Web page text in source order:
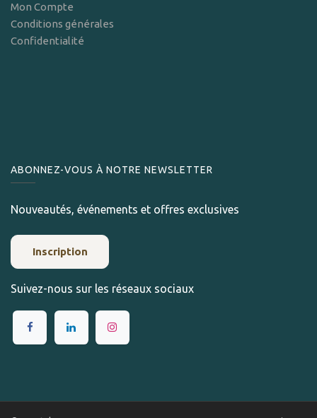
Mon Compte
Conditions générales
Confidentialité
ABONNEZ-VOUS À NOTRE NEWSLETTER
Nouveautés, événements et offres exclusives
Inscription
Suivez-nous sur les réseaux sociaux